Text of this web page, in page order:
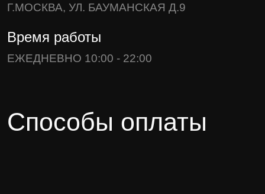
Г.МОСКВА, УЛ. БАУМАНСКАЯ Д.9
Время работы
ЕЖЕДНЕВНО 10:00 - 22:00
Способы оплаты